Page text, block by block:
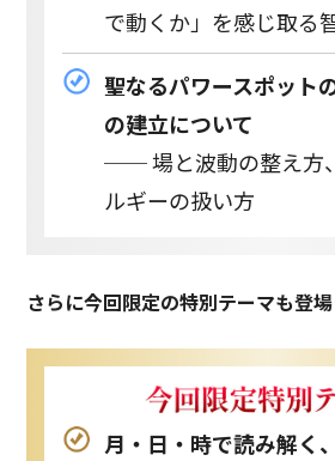
で動くか」を感じ取る
聖なるパワースポット
の建立について
── 場と波動の整え方
ルギーの扱い方
さらに今回限定の特別テーマも登場
月・日・時で読み解く